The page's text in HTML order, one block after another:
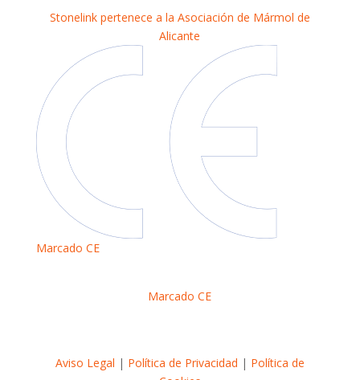
Stonelink pertenece a la Asociación de Mármol de
Alicante
Marcado CE
Marcado CE
Aviso Legal | Política de Privacidad | Política de